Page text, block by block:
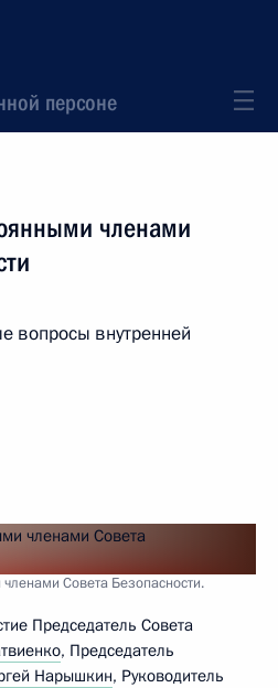
персоне
членами
вопросы внутренней
Совета Безопасности.
Председатель Совета
, Председатель
Нарышкин, Руководитель